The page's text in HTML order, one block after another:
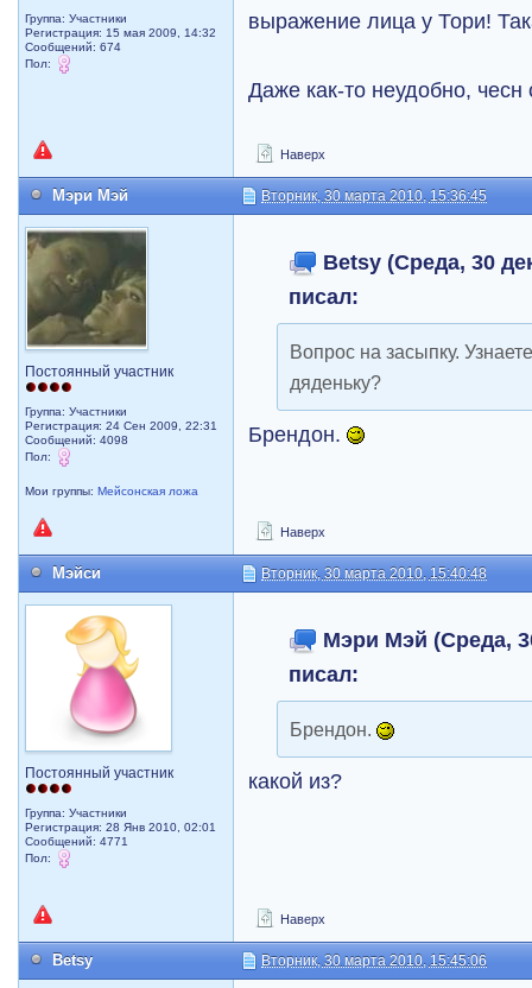
Группа: Участники
Регистрация: 15 мая 2009, 14:32
Сообщений: 674
Пол:
выражение лица у Тори!
Даже как-то неудобно, чесн
Наверх
Мэри Мэй Вторник, 30 марта 2010, 15:36:45
Постоянный участник
Группа: Участники
Регистрация: 24 Сен 2009, 22:31
Сообщений: 4098
Пол:
Мои группы:Мейсонская ложа
Betsy (Среда, 30
писал:
Вопрос на засыпку.
дяденьку?
Брендон.
Наверх
Мэйси Вторник, 30 марта 2010, 15:40:48
Постоянный участник
Группа: Участники
Регистрация: 28 Янв 2010, 02:01
Сообщений: 4771
Пол:
Мэри Мэй (Среда,
писал:
Брендон.
какой из?
Наверх
Betsy Вторник, 30 марта 2010, 15:45:06